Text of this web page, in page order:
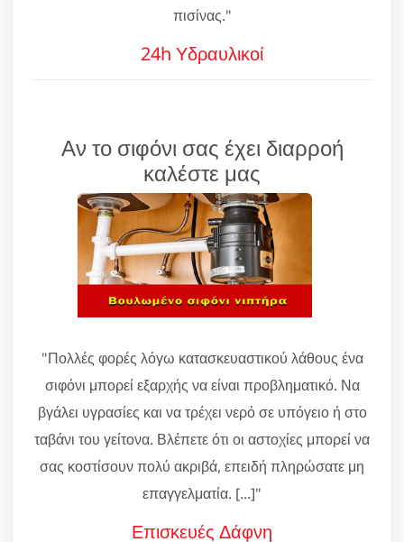
πισίνας."
24h Υδραυλικοί
Αν το σιφόνι σας έχει διαρροή
καλέστε μας
"Πολλές φορές λόγω κατασκευαστικού λάθους ένα
σιφόνι μπορεί εξαρχής να είναι προβληματικό. Να
βγάλει υγρασίες και να τρέχει νερό σε υπόγειο ή στο
ταβάνι του γείτονα. Βλέπετε ότι οι αστοχίες μπορεί να
σας κοστίσουν πολύ ακριβά, επειδή πληρώσατε μη
επαγγελματία. [...]"
Επισκευές Δάφνη